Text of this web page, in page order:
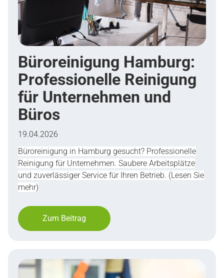
Büroreinigung Hamburg:
Professionelle Reinigung
für Unternehmen und
Büros
19.04.2026
Büroreinigung in Hamburg gesucht? Professionelle
Reinigung für Unternehmen. Saubere Arbeitsplätze
und zuverlässiger Service für Ihren Betrieb. (Lesen Sie
mehr)
Zum Beitrag